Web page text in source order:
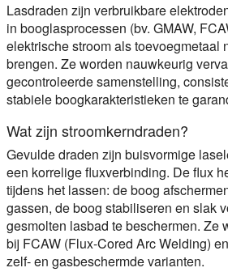
Lasdraden zijn verbruikbare
in booglasprocessen (bv. GMAW,
elektrische stroom als toevoegmetaal
brengen. Ze worden nauwkeurig
gecontroleerde samenstelling,
stabiele boogkarakteristieken te
Wat zijn stroomkerndraden?
Gevulde draden zijn buisvormige
een korrelige fluxverbinding. De flux
tijdens het lassen: de boog
gassen, de boog stabiliseren en slak
gesmolten lasbad te beschermen. Ze
bij FCAW (Flux-Cored Arc Welding)
zelf- en gasbeschermde varianten.